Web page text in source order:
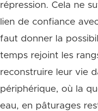
répression. Cela ne
lien de confiance
faut donner la
temps rejoint les
reconstruire leur vie
périphérique, où la
eau, en pâturages